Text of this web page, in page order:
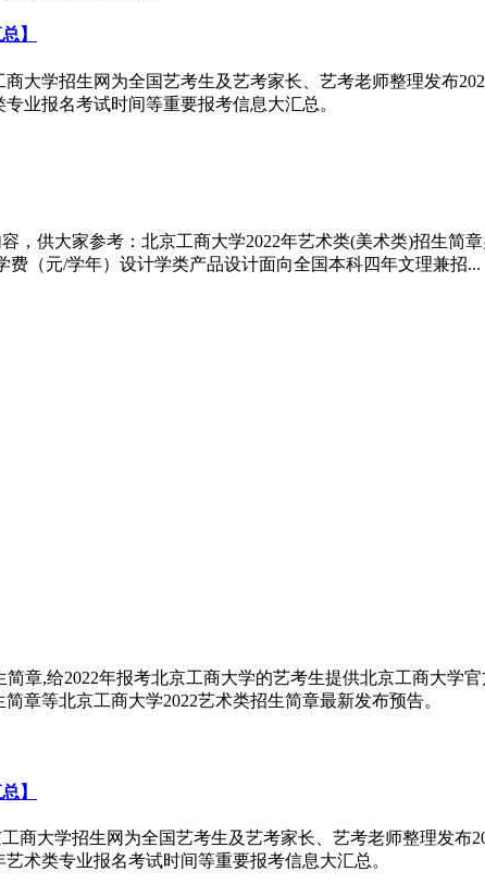
】
大学招生网为全国艺考生及艺考家长、艺考老师整理发布
业报名考试时间等重要报考信息大汇总。
，供大家参考：北京工商大学2022年艺术类(美术类)招生简
（元/学年）设计学类产品设计面向全国本科四年文理兼招...
章,给2022年报考北京工商大学的艺考生提供北京工商大学
章等北京工商大学2022艺术类招生简章最新发布预告。
】
商大学招生网为全国艺考生及艺考家长、艺考老师整理发布
术类专业报名考试时间等重要报考信息大汇总。